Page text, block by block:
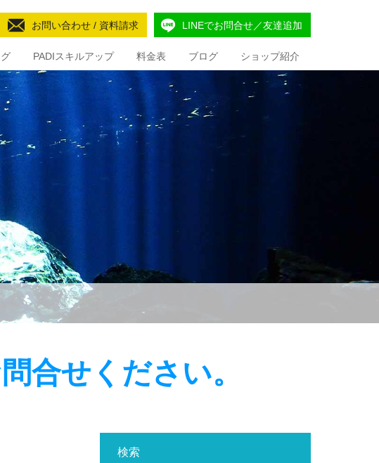
お問い合わせ / 資料請求 LINEでお問合せ／友達追加
PADIスキルアップ 料金表 ブログ ショップ紹介
合せください。
検索